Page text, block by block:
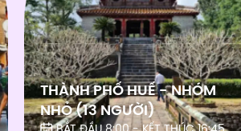
THÀNH PHỐ HUẾ - NHÓM
NHỎ (13 NGƯỜI)